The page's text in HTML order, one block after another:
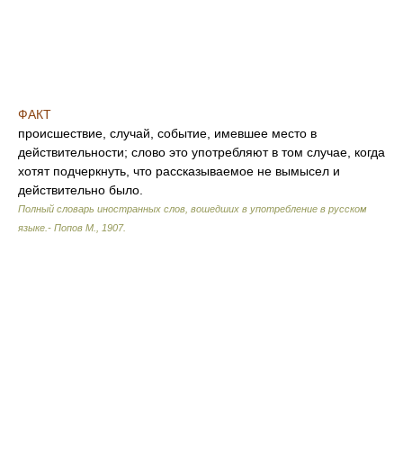
ФАКТ
происшествие, случай, событие, имевшее место в
действительности; слово это употребляют в том случае, когда
хотят подчеркнуть, что рассказываемое не вымысел и
действительно было.
Полный словарь иностранных слов, вошедших в употребление в русском
языке.- Попов М.
1907.